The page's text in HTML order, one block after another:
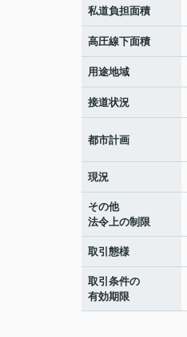
私道負担面積
高圧線下面積
用途地域
接道状況
都市計画
現況
その他
法令上の制限
取引態様
取引条件の
有効期限